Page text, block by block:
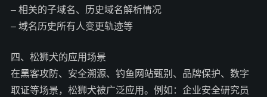
– 相关的子域名、历史域名解析情况
– 域名历史所有人变更轨迹等
四、松狮犬的应用场景
在黑客攻防、安全溯源、钓鱼网站甄别、品牌保护、数字
取证等场景，松狮犬被广泛应用。例如：企业安全研究员